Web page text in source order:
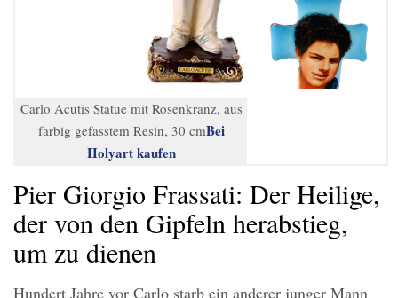
Carlo Acutis Statue mit Rosenkranz, aus
farbig gefasstem Resin, 30 cmBei
Holyart kaufen
Pier Giorgio Frassati: Der Heilige,
der von den Gipfeln herabstieg,
um zu dienen
Hundert Jahre vor Carlo starb ein anderer junger Mann